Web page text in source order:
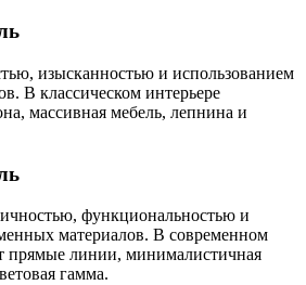
изысканностью и использованием
В классическом интерьере
массивная мебель, лепнина и
функциональностью и
материалов. В современном
прямые линии, минималистичная
гамма.